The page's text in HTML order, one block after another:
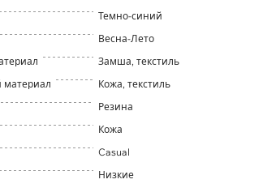
Темно-синий
Весна-Лето
Замша, текстиль
материал
Кожа, текстиль
Резина
Кожа
Casual
Низкие